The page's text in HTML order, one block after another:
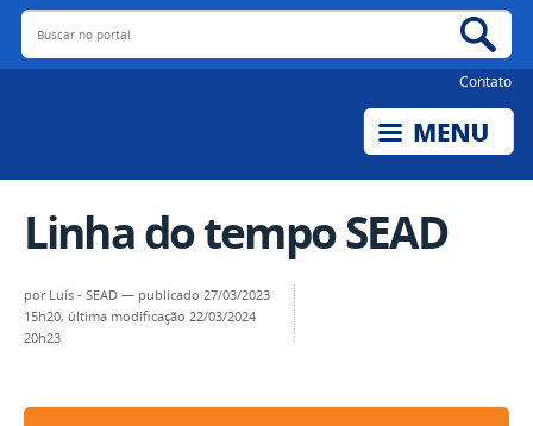
Buscar no portal
Contato
Linha do tempo SEAD
por Luís - SEAD — publicado 27/03/2023
15h20, última modificação 22/03/2024
20h23